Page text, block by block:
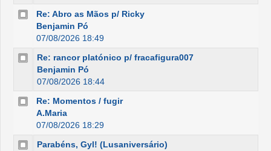
Re: Abro as Mãos p/ Ricky
Benjamin Pó
07/08/2026 18:49
Re: rancor platónico p/ fracafigura007
Benjamin Pó
07/08/2026 18:44
Re: Momentos / fugir
A.Maria
07/08/2026 18:29
Parabéns, Gyl! (Lusaniversário)